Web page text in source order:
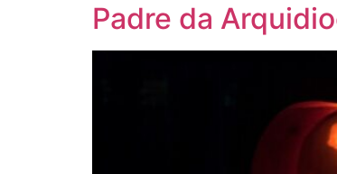
Padre da